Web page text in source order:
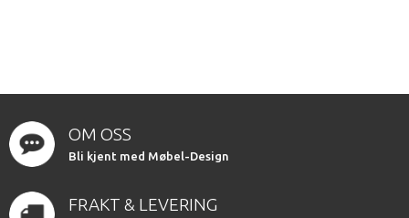
OM OSS
Bli kjent med Møbel-Design
FRAKT & LEVERING